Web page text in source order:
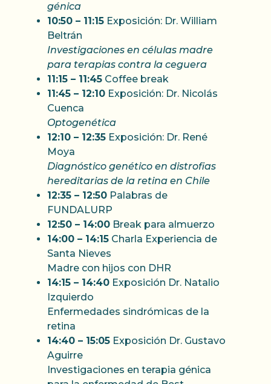
génica
10:50 – 11:15 Exposición: Dr. William
Beltrán
Investigaciones en células madre
para terapias contra la ceguera
11:15 – 11:45 Coffee break
11:45 – 12:10 Exposición: Dr. Nicolás
Cuenca
Optogenética
12:10 – 12:35 Exposición: Dr. René
Moya
Diagnóstico genético en distrofias
hereditarias de la retina en Chile
12:35 – 12:50 Palabras de
FUNDALURP
12:50 – 14:00 Break para almuerzo
14:00 – 14:15 Charla Experiencia de
Santa Nieves
Madre con hijos con DHR
14:15 – 14:40 Exposición Dr. Natalio
Izquierdo
Enfermedades sindrómicas de la
retina
14:40 – 15:05 Exposición Dr. Gustavo
Aguirre
Investigaciones en terapia génica